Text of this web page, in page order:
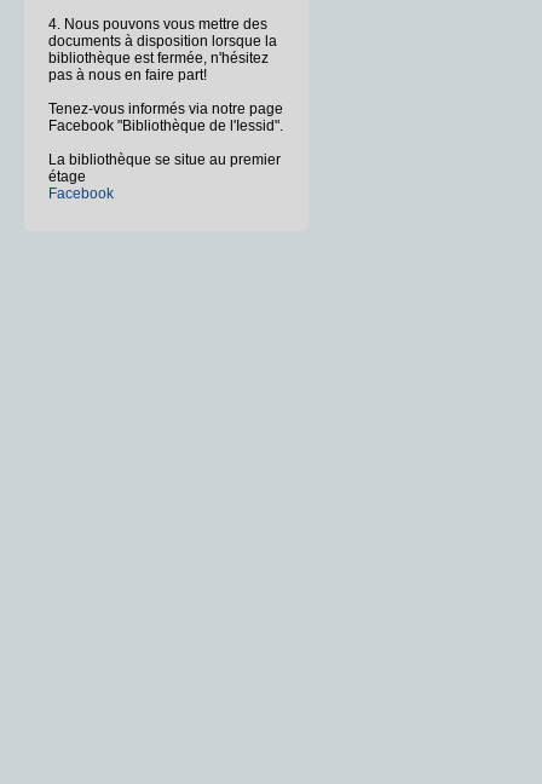
4. Nous pouvons vous mettre des
documents à disposition lorsque la
bibliothèque est fermée, n'hésitez
pas à nous en faire part!
Tenez-vous informés via notre page
Facebook "Bibliothèque de l'Iessid".
La bibliothèque se situe au premier
étage
Facebook